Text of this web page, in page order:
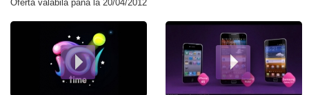
Ofertă valabilă până la 20/04/2012
Pagini